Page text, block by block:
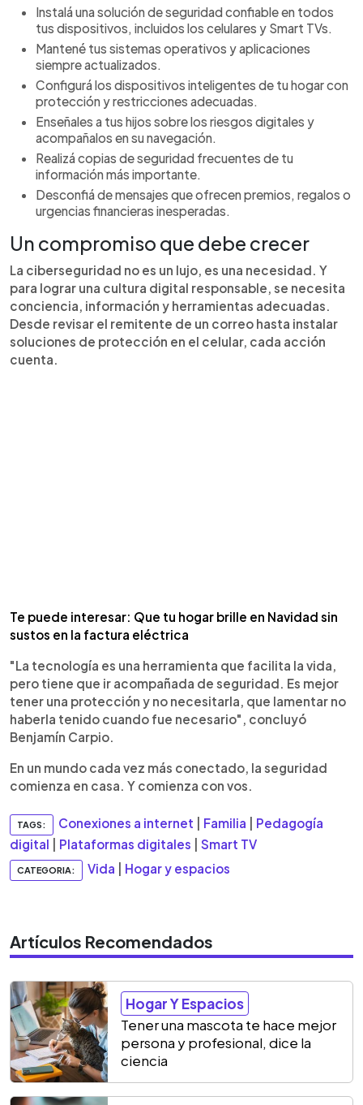
Instalá una solución de seguridad confiable en todos
tus dispositivos, incluidos los celulares y Smart TVs.
Mantené tus sistemas operativos y aplicaciones
siempre actualizados.
Configurá los dispositivos inteligentes de tu hogar con
protección y restricciones adecuadas.
Enseñales a tus hijos sobre los riesgos digitales y
acompañalos en su navegación.
Realizá copias de seguridad frecuentes de tu
información más importante.
Desconfiá de mensajes que ofrecen premios, regalos o
urgencias financieras inesperadas.
Un compromiso que debe crecer
La ciberseguridad no es un lujo, es una necesidad. Y
para lograr una cultura digital responsable, se necesita
conciencia, información y herramientas adecuadas.
Desde revisar el remitente de un correo hasta instalar
soluciones de protección en el celular, cada acción
cuenta.
Te puede interesar: Que tu hogar brille en Navidad sin
sustos en la factura eléctrica
"La tecnología es una herramienta que facilita la vida,
pero tiene que ir acompañada de seguridad. Es mejor
tener una protección y no necesitarla, que lamentar no
haberla tenido cuando fue necesario", concluyó
Benjamín Carpio.
En un mundo cada vez más conectado, la seguridad
comienza en casa. Y comienza con vos.
TAGS: Conexiones a internet Familia
Pedagogía
digital
Plataformas digitales Smart TV
CATEGORIA: Vida Hogar y espacios
Artículos Recomendados
Hogar Y Espacios
Tener una mascota te hace mejor
persona y profesional, dice la
ciencia